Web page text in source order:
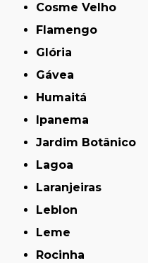
Cosme Velho
Flamengo
Glória
Gávea
Humaitá
Ipanema
Jardim Botânico
Lagoa
Laranjeiras
Leblon
Leme
Rocinha